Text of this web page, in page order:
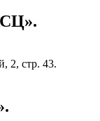
2, стр. 43.